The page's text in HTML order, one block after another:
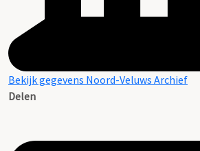
Bekijk gegevens Noord-Veluws Archief
Delen